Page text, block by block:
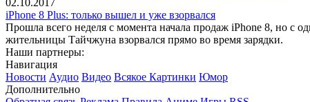
iPhone 8 Plus: только вышел и уже взорвался
Прошла всего неделя с момента начала продаж iPhone 8, но с
жительницы Тайчжуна взорвался прямо во время зарядки.
Наши партнеры:
Навигация
Новости Аудио Видео Всякое Картинки Юмор
Дополнительно